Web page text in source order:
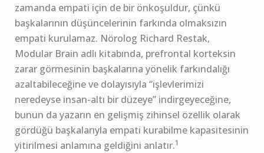
zamanda empati için de bir önkoşuldur, çünkü
başkalarının düşüncelerinin farkında olmaksızın
empati kurulamaz. Nörolog Richard Restak,
Modular Brain adlı kitabında, prefrontal korteksin
zarar görmesinin başkalarına yönelik farkındalığı
azaltabileceğine ve dolayısıyla ‘’işlevlerimizi
neredeyse insan-altı bir düzeye’’ indirgeyeceğine,
bunun da yazarın en gelişmiş zihinsel özellik olarak
gördüğü başkalarıyla empati kurabilme kapasitesinin
yitirilmesi anlamına geldiğini anlatır.1